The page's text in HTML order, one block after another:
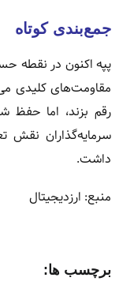
جمع‌بندی کوتاه
پپه اکنون در نقطه
رقم بزند، اما
سرمایه‌گذاران نقش
داشت.
منبع: ارزدیجیتال
برچسب ها: